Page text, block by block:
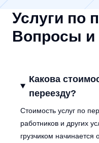
Услуги по
Вопросы и
Какова
переезду?
Стоимость услуг по
работников и других
грузчиком начинается